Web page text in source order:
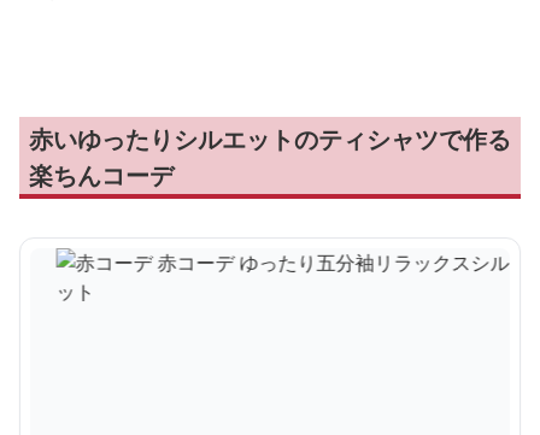
赤いゆったりシルエットのティシャツで作る
楽ちんコーデ